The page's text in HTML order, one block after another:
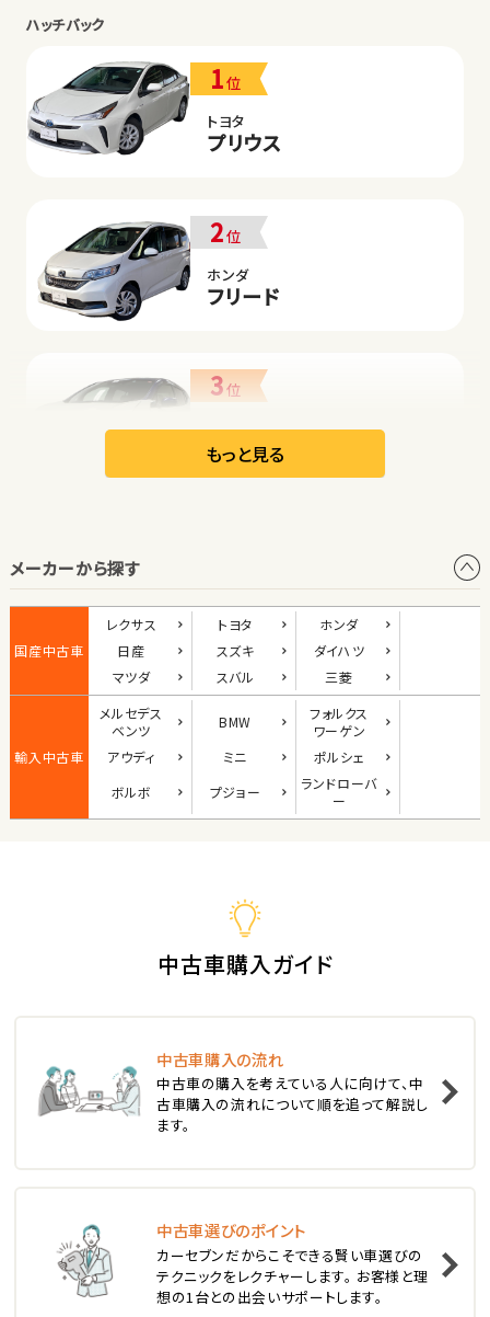
ハッチバック
1位
トヨタ
プリウス
2位
ホンダ
フリード
3位
日産
リーフ
1位
ダイハツ
コペン
2
ロードスター
ホンダ
S660
1位
2位
スバル
レガシィツーリングワゴン
もっと見る
メーカーから探す
国産中古車
レクサス トヨタ
ホンダ
日産
スズキ
ダイハツ
マツダ
スバル 三菱
輸入中古車
メルセデス
ベンツ
BMW
フォルクス
ワーゲン
アウディ
ミニ
ポルシェ
ボルボ
プジョー ランドローバ
ー
中古車購入ガイド
中古車購入の流れ
中古車の購入を考えている人に向けて、中
古車購入の流れについて順を追って解説し
ます。
中古車選びのポイント
カーセブンだからこそできる賢い車選びの
テクニックをレクチャーします。 お客様と理
想の1台との出会いサポートします。